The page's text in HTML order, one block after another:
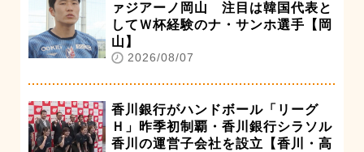
ァジアーノ岡山 注目は韓国代表と
してＷ杯経験のナ・サンホ選手【岡
山】
2026/08/07
香川銀行がハンドボール「リーグ
Ｈ」昨季初制覇・香川銀行シラソル
香川の運営子会社を設立【香川・高